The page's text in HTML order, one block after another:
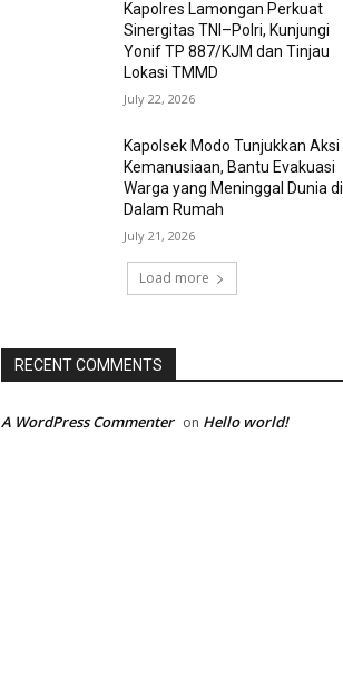
Kapolres Lamongan Perkuat
Sinergitas TNI–Polri, Kunjungi
Yonif TP 887/KJM dan Tinjau
Lokasi TMMD
July 22, 2026
Kapolsek Modo Tunjukkan Aksi
Kemanusiaan, Bantu Evakuasi
Warga yang Meninggal Dunia di
Dalam Rumah
July 21, 2026
Load more
RECENT COMMENTS
A WordPress Commenter on Hello world!